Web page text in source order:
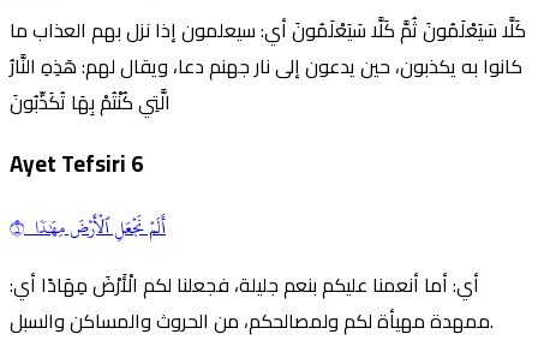
كَلَّا سَيَعْلَمُونَ ثُمَّ كَلَّا سَيَعْلَمُونَ أي: سيعلمون إذا نزل بهم العذاب ما
كانوا به يكذبون، حين يدعون إلى نار جهنم دعا، ويقال لهم: هَذِهِ النَّارُ
الَّتِي كُنْتُمْ بِهَا تُكَذِّبُونَ
Ayet Tefsiri6
أَلَمۡ نَجۡعَلِ ٱلۡأَرۡضَ مِهَٰدٗا ٦
أي: أما أنعمنا عليكم بنعم جليلة، فجعلنا لكم الْأَرْضَ مِهَادًا أي:
ممهدة مهيأة لكم ولمصالحكم، من الحروث والمساكن والسبل.